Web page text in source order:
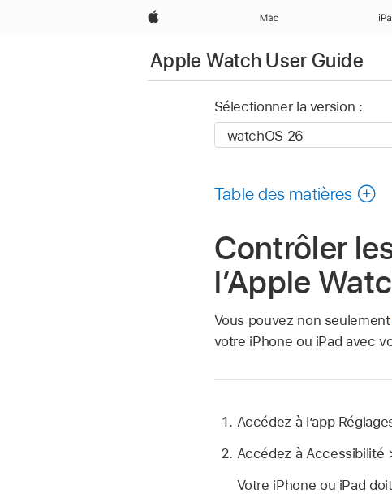
Apple Mac
Apple Watch User Guide
Sélectionner la version :
Table des matières
Contrôler
l’Apple
Vous pouvez non
votre iPhone ou iPad avec
Accédez à l’app
Accédez à Accessibilité
Votre iPhone ou iPad